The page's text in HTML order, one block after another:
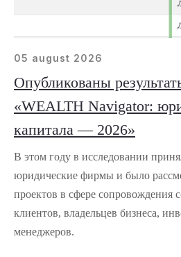
05 august 2026
Опубликованы
«WEALTH Navigator:
капитала — 2026»
В этом году в исследовании
юридические фирмы и было
проектов в сфере сопровождения
клиентов, владельцев бизнеса,
менеджеров.